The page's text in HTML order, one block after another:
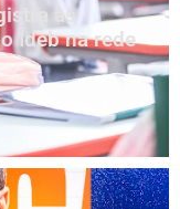
as
Ideb na rede